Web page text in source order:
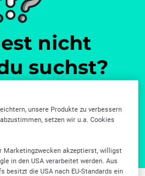
nicht
suchst?
unsere Produkte zu verbessern
setzen wir u.a. Cookies
Marketingzwecken akzeptierst, willigst
in den USA verarbeitet werden. Aus
besitzt die USA nach EU-Standards ein